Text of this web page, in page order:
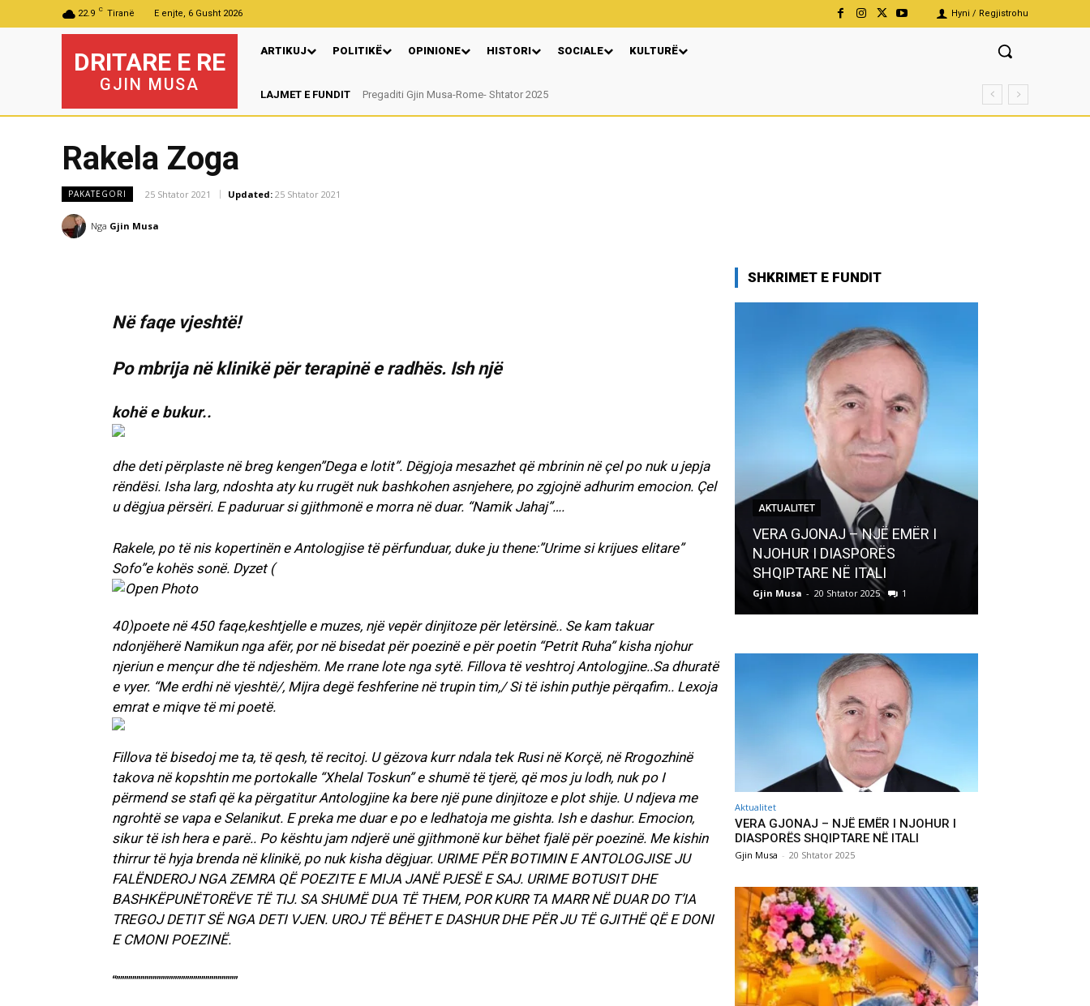
22.9 C Tiranë E enjte, 6 Gusht 2026 Hyni / Regjistrohu
DRITARE E RE
GJIN MUSA
ARTIKUJ POLITIKË OPINIONE HISTORI SOCIALE KULTURË
LAJMET E FUNDIT Pregaditi Gjin Musa-Rome- Shtator 2025
Nga: Ndue Dedaj
Rakela Zoga
PAKATEGORI 25 Shtator 2021 Updated: 25 Shtator 2021
Nga Gjin Musa
Në faqe vjeshtë!
Po mbrija në klinikë për terapinë e radhës. Ish një
kohë e bukur..
dhe deti përplaste në breg kengen”Dega e lotit”. Dëgjoja mesazhet që mbrinin në çel po nuk u jepja
rëndësi. Isha larg, ndoshta aty ku rrugët nuk bashkohen asnjehere, po zgjojnë adhurim emocion. Çel
u dëgjua përsëri. E paduruar si gjithmonë e morra në duar. “Namik Jahaj”….
Rakele, po të nis kopertinën e Antologjise të përfunduar, duke ju thene:”Urime si krijues elitare”
Sofo”e kohës sonë. Dyzet (
40)poete në 450 faqe,keshtjelle e muzes, një vepër dinjitoze për letërsinë.. Se kam takuar
ndonjëherë Namikun nga afër, por në bisedat për poezinë e për poetin “Petrit Ruha” kisha njohur
njeriun e mençur dhe të ndjeshëm. Me rrane lote nga sytë. Fillova të veshtroj Antologjine..Sa dhuratë
e vyer. “Me erdhi në vjeshtë/, Mijra degë feshferine në trupin tim,/ Si të ishin puthje përqafim.. Lexoja
emrat e miqve të mi poetë.
Fillova të bisedoj me ta, të qesh, të recitoj. U gëzova kurr ndala tek Rusi në Korçë, në Rrogozhinë
takova në kopshtin me portokalle “Xhelal Toskun” e shumë të tjerë, që mos ju lodh, nuk po I
përmend se stafi që ka përgatitur Antologjine ka bere një pune dinjitoze e plot shije. U ndjeva me
ngrohtë se vapa e Selanikut. E preka me duar e po e ledhatoja me gishta. Ish e dashur. Emocion,
sikur të ish hera e parë.. Po kështu jam ndjerë unë gjithmonë kur bëhet fjalë për poezinë. Me kishin
thirrur të hyja brenda në klinikë, po nuk kisha dëgjuar. URIME PËR BOTIMIN E ANTOLOGJISE JU
FALËNDEROJ NGA ZEMRA QË POEZITE E MIJA JANË PJESË E SAJ. URIME BOTUSIT DHE
BASHKËPUNËTORËVE TË TIJ. SA SHUMË DUA TË THEM, POR KURR TA MARR NË DUAR DO T’IA
TREGOJ DETIT SË NGA DETI VJEN. UROJ TË BËHET E DASHUR DHE PËR JU TË GJITHË QË E DONI
E CMONI POEZINË.
“””””””””””””””””””””””””””””””
SHKRIMET E FUNDIT
AKTUALITET
VERA GJONAJ – NJË EMËR I
NJOHUR I DIASPORËS
SHQIPTARE NË ITALI
Gjin Musa - 20 Shtator 2025 1
Aktualitet
VERA GJONAJ – NJË EMËR I NJOHUR I
DIASPORËS SHQIPTARE NË ITALI
Gjin Musa - 20 Shtator 2025